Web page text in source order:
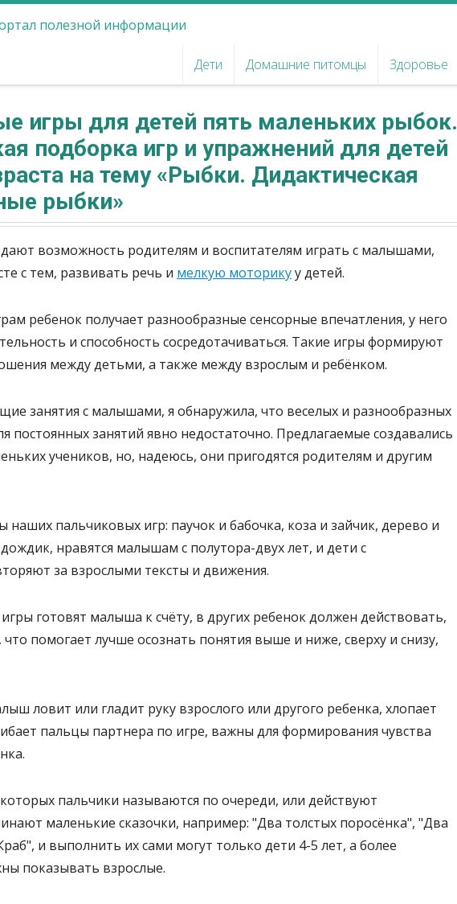
Дети Домашние питомцы Здоровье
игры для детей пять маленьких рыбок.
подборка игр и упражнений для детей
на тему «Рыбки. Дидактическая
рыбки»
возможность родителям и воспитателям играть с малышами,
с тем, развивать речь и мелкую моторикуу детей.
ребенок получает разнообразные сенсорные впечатления, у него
и способность сосредотачиваться. Такие игры формируют
между детьми, а также между взрослым и ребёнком.
занятия с малышами, я обнаружила, что веселых и разнообразных
постоянных занятий явно недостаточно. Предлагаемые создавались
учеников, но, надеюсь, они пригодятся родителям и другим
наших пальчиковых игр: паучок и бабочка, коза и зайчик, дерево и
нравятся малышам с полутора-двух лет, и дети с
за взрослыми тексты и движения.
готовят малыша к счёту, в других ребенок должен действовать,
что помогает лучше осознать понятия выше и ниже, сверху и снизу,
ловит или гладит руку взрослого или другого ребенка, хлопает
пальцы партнера по игре, важны для формирования чувства
пальчики называются по очереди, или действуют
маленькие сказочки, например: "Два толстых поросёнка", "Два
и выполнить их сами могут только дети 4-5 лет, а более
показывать взрослые.